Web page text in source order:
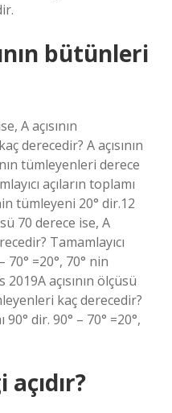
bütünleri
A açısının
derecedir? A açısının
tümleyenleri derece
açıların toplamı
tümleyeni 20° dir.12
70 derece ise, A
Tamamlayıcı
70° =20°, 70° nin
açısının ölçüsü
kaç derecedir?
90° dir. 90° – 70° =20°,